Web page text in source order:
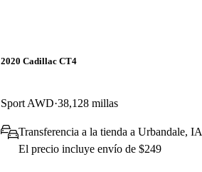
2020 Cadillac CT4
Sport AWD 38,128 millas
Transferencia a la tienda a Urbandale, IA
El precio incluye envío de $249